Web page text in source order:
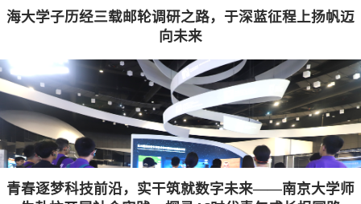
海大学子历经三载邮轮调研之路，于深蓝征程上扬帆迈
向未来
青春逐梦科技前沿，实干筑就数字未来——南京大学师